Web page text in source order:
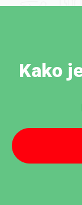
Kako